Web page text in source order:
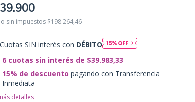
sin impuestos $198.264,46
Cuotas SIN interés con DÉBITO
6 cuotas sin interés de $39.983,33
15% de descuento pagando con Transferencia
Inmediata
detalles